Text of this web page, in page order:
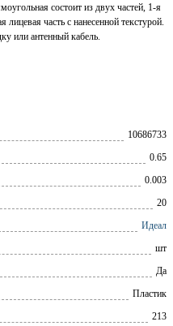
состоит из двух частей, 1-я
часть с нанесенной текстурой.
или антенный кабель.
10686733
0.65
0.003
20
Идеал
шт
Да
Пластик
213